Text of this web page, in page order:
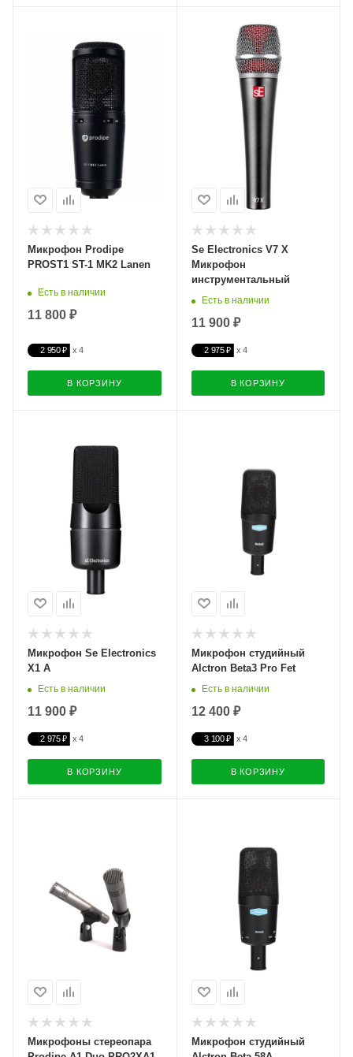
Микрофон Prodipe
PROST1 ST-1 MK2 Lanen
Есть в наличии
11 800 ₽
2 950 ₽
В КОРЗИНУ
Se Electronics V7 X
Микрофон
инструментальный
Есть в наличии
11 900 ₽
2 975 ₽
В КОРЗИНУ
Микрофон Se Electronics
X1 A
Есть в наличии
11 900 ₽
2 975 ₽
В КОРЗИНУ
Микрофон студийный
Alctron Beta3 Pro Fet
Есть в наличии
12 400 ₽
3 100 ₽
В КОРЗИНУ
Микрофоны стереопара
Микрофон студийный